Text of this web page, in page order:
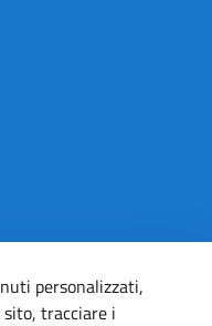
personalizzati,
tracciare i